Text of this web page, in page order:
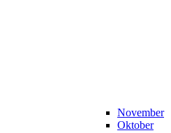
November
Oktober